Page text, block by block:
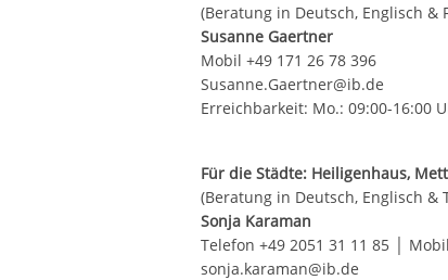
(Beratung in Deutsch, Englisch &
Susanne Gaertner
Mobil +49 171 26 78 396
Susanne.Gaertner@ib.de
Erreichbarkeit: Mo.: 09:00-16:00
Für die Städte: Heiligenhaus,
(Beratung in Deutsch, Englisch &
Sonja Karaman
Telefon +49 2051 31 11 85 │
sonja.karaman@ib.de